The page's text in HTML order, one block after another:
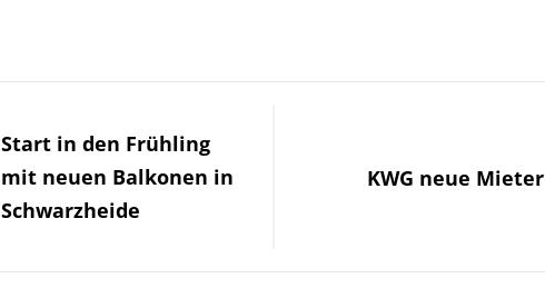
Start in den Frühling
mit neuen Balkonen in
Schwarzheide
KWG neue Mieter